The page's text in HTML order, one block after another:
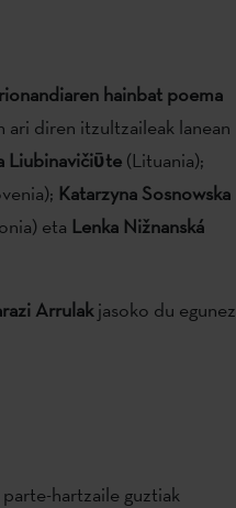
hainbat poema
diren itzultzaileak lanean
Liubinavičiῡte(Lituania);
Katarzyna Sosnowska
eta Lenka Nižnanská
Arrulakjasoko du egunez
hartzaile guztiak